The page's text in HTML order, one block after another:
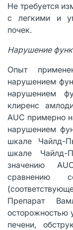
Не требуется
с легкими и
почек.
Нарушение
Опыт
нарушением
нарушением
клиренс
AUC примерно
нарушением
шкале Чайлд-
шкале Чайлд-
значению
сравнению
Препарат
осторожностью
печени,